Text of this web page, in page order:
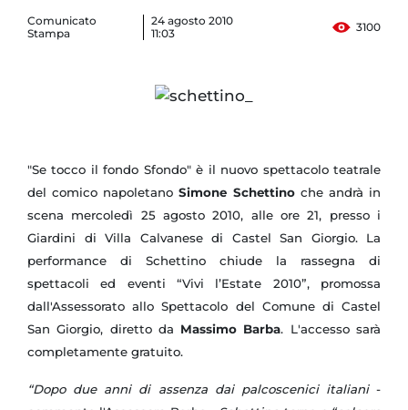
Comunicato
Stampa
24 agosto 2010
11:03
3100
"Se tocco il fondo Sfondo" è il nuovo spettacolo teatrale
del comico napoletanoSimone Schettino che andrà in
scena mercoledì 25 agosto 2010, alle ore 21, presso i
Giardini di Villa Calvanese di Castel San Giorgio. La
performance di Schettino chiude la rassegna di
spettacoli ed eventi “Vivi l’Estate 2010”, promossa
dall'Assessorato allo Spettacolo del Comune di Castel
San Giorgio, diretto da Massimo Barba. L'accesso sarà
completamente gratuito.
“Dopo due anni di assenza dai palcoscenici italiani-